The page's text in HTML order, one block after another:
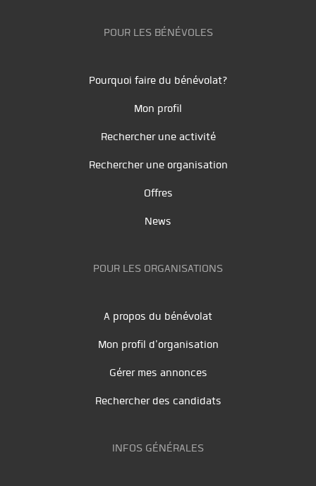
POUR LES BÉNÉVOLES
Pourquoi faire du bénévolat?
Mon profil
Rechercher une activité
Rechercher une organisation
Offres
News
POUR LES ORGANISATIONS
A propos du bénévolat
Mon profil d'organisation
Gérer mes annonces
Rechercher des candidats
INFOS GÉNÉRALES